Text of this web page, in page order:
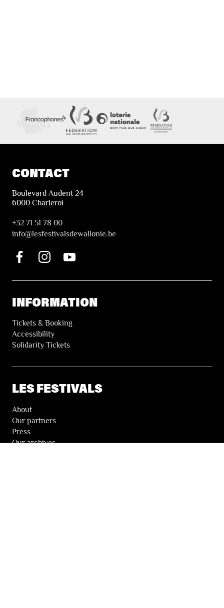
CONTACT
Boulevard Audent 24
6000 Charleroi
+32 71 51 78 00
info@lesfestivalsdewallonie.be
INFORMATION
Tickets & Booking
Accessibility
Solidarity Tickets
LES FESTIVALS
About
Our partners
Press
Our archives